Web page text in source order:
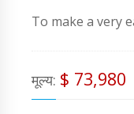
To make a very
मूल्य: $ 73,980